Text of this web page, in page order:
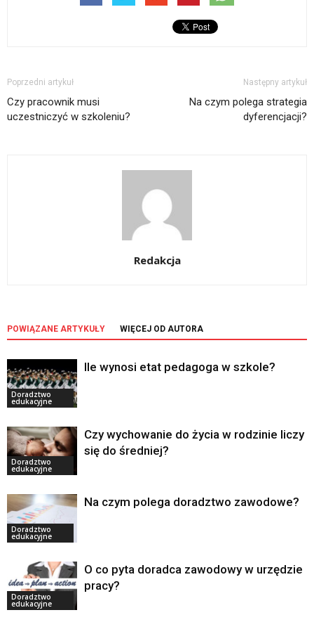
Poprzedni artykuł
Czy pracownik musi
uczestniczyć w szkoleniu?
Następny artykuł
Na czym polega strategia
dyferencjacji?
Redakcja
POWIĄZANE ARTYKUŁY WIĘCEJ OD AUTORA
Doradztwo
edukacyjne
Ile wynosi etat pedagoga w szkole?
Doradztwo
edukacyjne
Czy wychowanie do życia w rodzinie liczy
się do średniej?
Doradztwo
edukacyjne
Na czym polega doradztwo zawodowe?
Doradztwo
edukacyjne
O co pyta doradca zawodowy w urzędzie
pracy?